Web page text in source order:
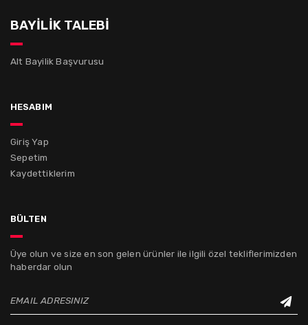
BAYİLİK TALEBİ
Alt Bayilik Başvurusu
hesabım
Giriş Yap
Sepetim
Kaydettiklerim
bülten
Üye olun ve size en son gelen ürünler ile ilgili özel tekliflerimizden
haberdar olun
EMAIL ADRESINIZ